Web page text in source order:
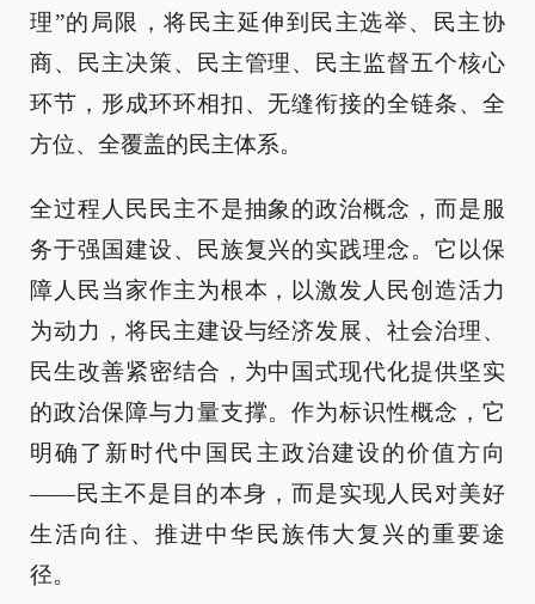
理”的局限，将民主延伸到民主选举、民主协
商、民主决策、民主管理、民主监督五个核心
环节，形成环环相扣、无缝衔接的全链条、全
方位、全覆盖的民主体系。
全过程人民民主不是抽象的政治概念，而是服
务于强国建设、民族复兴的实践理念。它以保
障人民当家作主为根本，以激发人民创造活力
为动力，将民主建设与经济发展、社会治理、
民生改善紧密结合，为中国式现代化提供坚实
的政治保障与力量支撑。作为标识性概念，它
明确了新时代中国民主政治建设的价值方向
——民主不是目的本身，而是实现人民对美好
生活向往、推进中华民族伟大复兴的重要途
径。